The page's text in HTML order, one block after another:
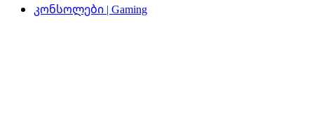
კონსოლები | Gaming